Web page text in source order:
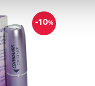
-10%